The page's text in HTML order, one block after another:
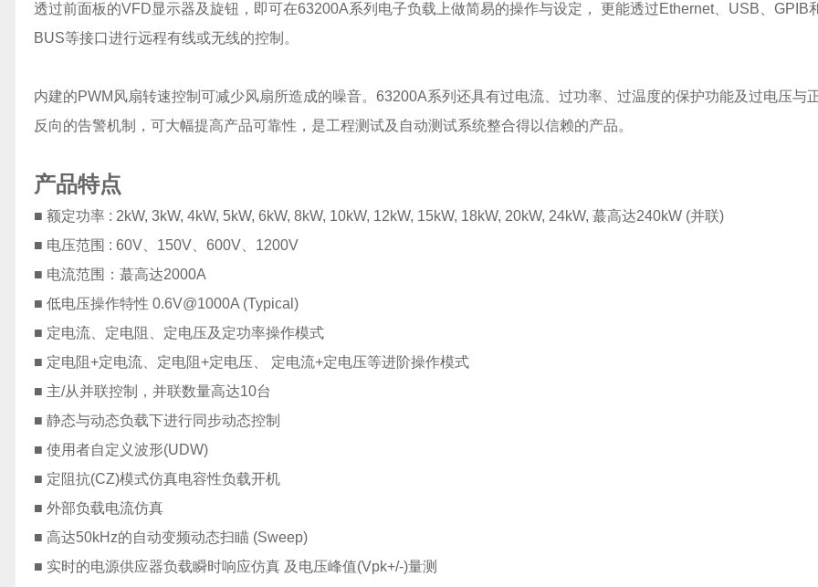
透过前面板的VFD显示器及旋钮，即可在63200A系列电子负载上做简易的操作与设定， 更能透过Ethernet、USB、GPIB
BUS等接口进行远程有线或无线的控制。
内建的PWM风扇转速控制可减少风扇所造成的噪音。63200A系列还具有过电流、过功率、过温度的保护功能及过电压与
反向的告警机制，可大幅提高产品可靠性，是工程测试及自动测试系统整合得以信赖的产品。
产品特点
■ 额定功率 : 2kW, 3kW, 4kW, 5kW, 6kW, 8kW, 10kW, 12kW, 15kW, 18kW, 20kW, 24kW, 蕞高达240kW (并联)
■ 电压范围 : 60V、150V、600V、1200V
■ 电流范围：蕞高达2000A
■ 低电压操作特性 0.6V@1000A (Typical)
■ 定电流、定电阻、定电压及定功率操作模式
■ 定电阻+定电流、定电阻+定电压、 定电流+定电压等进阶操作模式
■ 主/从并联控制，并联数量高达10台
■ 静态与动态负载下进行同步动态控制
■ 使用者自定义波形(UDW)
■ 定阻抗(CZ)模式仿真电容性负载开机
■ 外部负载电流仿真
■ 高达50kHz的自动变频动态扫瞄 (Sweep)
■ 实时的电源供应器负载瞬时响应仿真 及电压峰值(Vpk+/-)量测